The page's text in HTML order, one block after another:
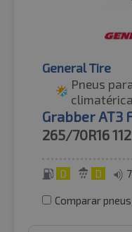
General Tire
Pneus
Grabber AT3
265/70R16
D D
Comparar pneus